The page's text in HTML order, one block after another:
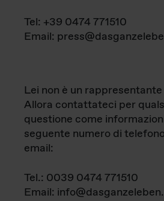
Tel: +39 0474 771510
Email:
Lei non è un
Allora contattateci per
questione come
seguente numero di
email:
Tel.: 0039 0474 771510
Email: